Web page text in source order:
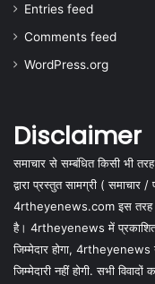
Entries feed
Comments feed
WordPress.org
Disclaimer
समाचार से सम्बंधित किसी भी
द्वारा प्रस्तुत सामग्री ( समाचार
4rtheyenews.com इस तरह के
है। 4rtheyenews में प्रकाशित
जिम्मेदार होगा,
जिम्मेदारी नहीं होगी. सभी विवादों